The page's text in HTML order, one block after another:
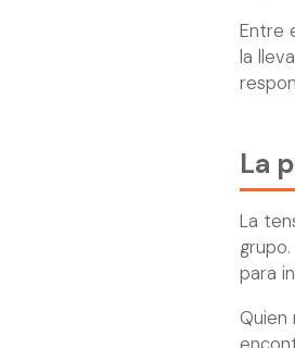
Entre
la
La
La
para